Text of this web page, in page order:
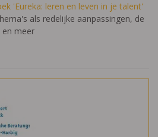
'Eureka: leren en leven in je talent'
als redelijke aanpassingen, de
en meer